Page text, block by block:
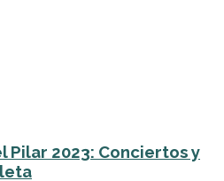
Pilar 2023: Conciertos y